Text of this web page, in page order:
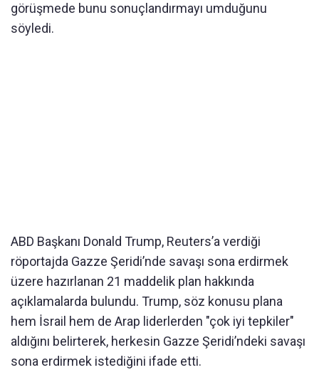
görüşmede bunu sonuçlandırmayı umduğunu
söyledi.
ABD Başkanı Donald Trump, Reuters’a verdiği
röportajda Gazze Şeridi’nde savaşı sona erdirmek
üzere hazırlanan 21 maddelik plan hakkında
açıklamalarda bulundu. Trump, söz konusu plana
hem İsrail hem de Arap liderlerden "çok iyi tepkiler"
aldığını belirterek, herkesin Gazze Şeridi’ndeki savaşı
sona erdirmek istediğini ifade etti.